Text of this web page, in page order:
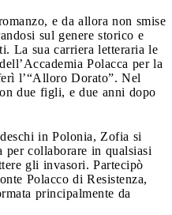
e da allora non smise
sul genere storico e
La sua carriera letteraria le
Polacca per la
l’“Alloro Dorato”. Nel
due figli, e due anni dopo
in Polonia, Zofia si
per collaborare in qualsiasi
gli invasori. Partecipò
Polacco di Resistenza,
principalmente da